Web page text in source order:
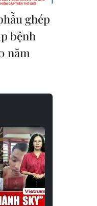
ghép
bệnh
năm